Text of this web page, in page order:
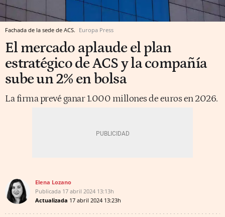
Fachada de la sede de ACS. Europa Press
El mercado aplaude el plan
estratégico de ACS y la compañía
sube un 2% en bolsa
La firma prevé ganar 1.000 millones de euros en 2026.
Elena Lozano
Publicada 17 abril 2024 13:13h
Actualizada 17 abril 2024 13:23h